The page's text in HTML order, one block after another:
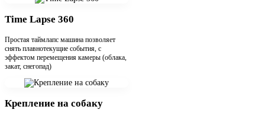
Time Lapse 360
Простая таймлапс машина позволяет
снять плавнотекущие события, с
эффектом перемещения камеры (облака,
закат, снегопад)
Крепление на собаку